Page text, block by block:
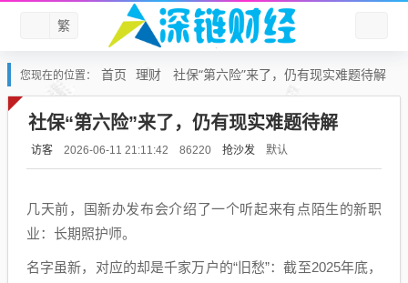
繁
您现在的位置： 首页 理财 社保“第六险”来了，仍有现实难题待解
社保“第六险”来了，仍有现实难题待解
访客 2026-06-11 21:11:42 86220 抢沙发 默认
几天前，国新办发布会介绍了一个听起来有点陌生的新职
业：长期照护师。
名字虽新，对应的却是千家万户的“旧愁”：截至2025年底，